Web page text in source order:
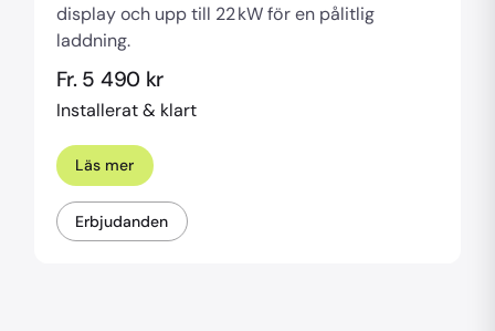
display och upp till 22 kW för en pålitlig
laddning.
Fr. 5 490 kr
Installerat & klart
Läs mer
Erbjudanden